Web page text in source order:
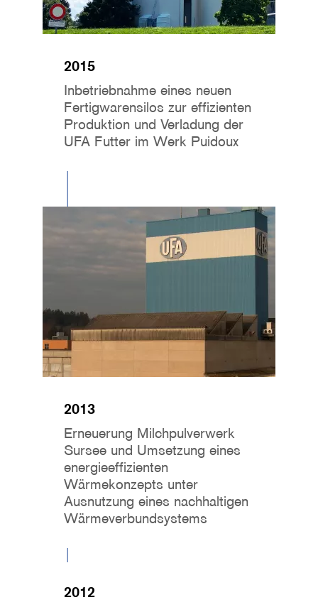
2015
Inbetriebnahme eines neuen
Fertigwarensilos zur effizienten
Produktion und Verladung der
UFA Futter im Werk Puidoux
2013
Erneuerung Milchpulverwerk
Sursee und Umsetzung eines
energieeffizienten
Wärmekonzepts unter
Ausnutzung eines nachhaltigen
Wärmeverbundsystems
2012